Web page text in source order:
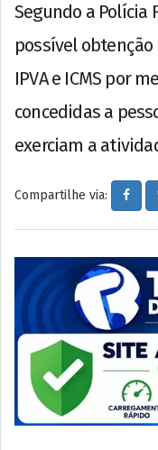
Segundo a Polícia
possível
IPVA e ICMS por
concedidas a
exerciam a
Compartilhe via: